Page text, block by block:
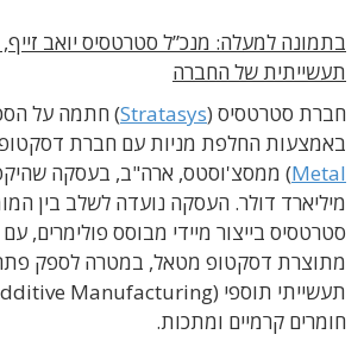
תעשייתית של החברה
חברת סטרטסיס (Stratasys) חתמה על
באמצעות החלפת מניות עם חברת
Metal
מיליארד דולר. העסקה נועדה לשלב בין
סטרטסיס בייצור מיידי מבוסס פולימרים, עם
מתוצרת דסקטופ מטאל, במטרה לספק
חומרים קרמיים ומתכות.